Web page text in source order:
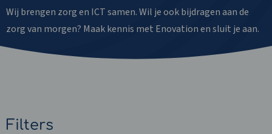
Wij brengen zorg en ICT samen. Wil je ook bijdragen aan de
zorg van morgen? Maak kennis met Enovation en sluit je aan.
Filters